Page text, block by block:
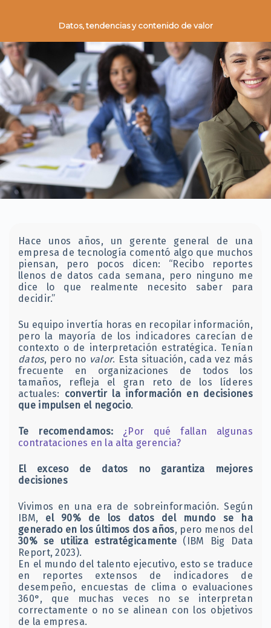
Datos, tendencias y contenido de valor
Hace unos años, un gerente general de una
empresa de tecnología comentó algo que muchos
piensan, pero pocos dicen: “Recibo reportes
llenos de datos cada semana, pero ninguno me
dice lo que realmente necesito saber para
decidir.”
Su equipo invertía horas en recopilar información,
pero la mayoría de los indicadores carecían de
contexto o de interpretación estratégica. Tenían
datos, pero no valor. Esta situación, cada vez más
frecuente en organizaciones de todos los
tamaños, refleja el gran reto de los líderes
actuales: convertir la información en decisiones
que impulsen el negocio.
Te recomendamos:
¿Por qué fallan algunas
contrataciones en la alta gerencia?
El exceso de datos no garantiza mejores
decisiones
Vivimos en una era de sobreinformación. Según
IBM, el 90% de los datos del mundo se ha
generado en los últimos dos años, pero menos del
30% se utiliza estratégicamente (IBM Big Data
Report, 2023).
En el mundo del talento ejecutivo, esto se traduce
en reportes extensos de indicadores de
desempeño, encuestas de clima o evaluaciones
360°, que muchas veces no se interpretan
correctamente o no se alinean con los objetivos
de la empresa.